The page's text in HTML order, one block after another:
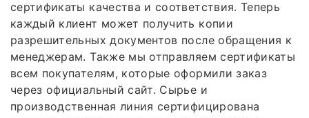
сертификаты качества и соответствия. Теперь
каждый клиент может получить копии
разрешительных документов после обращения к
менеджерам. Также мы отправляем сертификаты
всем покупателям, которые оформили заказ
через официальный сайт. Сырье и
производственная линия сертифицирована